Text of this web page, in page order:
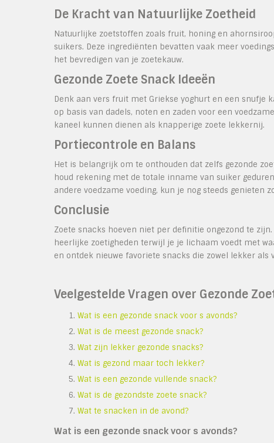
De Kracht van Natuurlijke Zoetheid
Natuurlijke zoetstoffen zoals fruit, honing en
suikers. Deze ingrediënten bevatten vaak meer
het bevredigen van je zoetekauw.
Gezonde Zoete Snack Ideeën
Denk aan vers fruit met Griekse yoghurt en een snufje
op basis van dadels, noten en zaden voor een
kaneel kunnen dienen als knapperige zoete lekkernij.
Portiecontrole en Balans
Het is belangrijk om te onthouden dat zelfs gezonde
houd rekening met de totale inname van suiker
andere voedzame voeding, kun je nog steeds genieten
Conclusie
Zoete snacks hoeven niet per definitie ongezond te
heerlijke zoetigheden terwijl je je lichaam voedt met
en ontdek nieuwe favoriete snacks die zowel lekker als
Veelgestelde Vragen over Gezonde
Wat is een gezonde snack voor s avonds?
Wat is de meest gezonde snack?
Wat zijn lekker gezonde snacks?
Wat is gezond maar toch lekker?
Wat is een gezonde vullende snack?
Wat is de gezondste zoete snack?
Wat te snacken in de avond?
Wat is een gezonde snack voor s avonds?